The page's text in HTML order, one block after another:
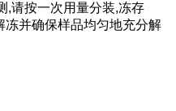
,请按一次用量分装,冻存
并确保样品均匀地充分解